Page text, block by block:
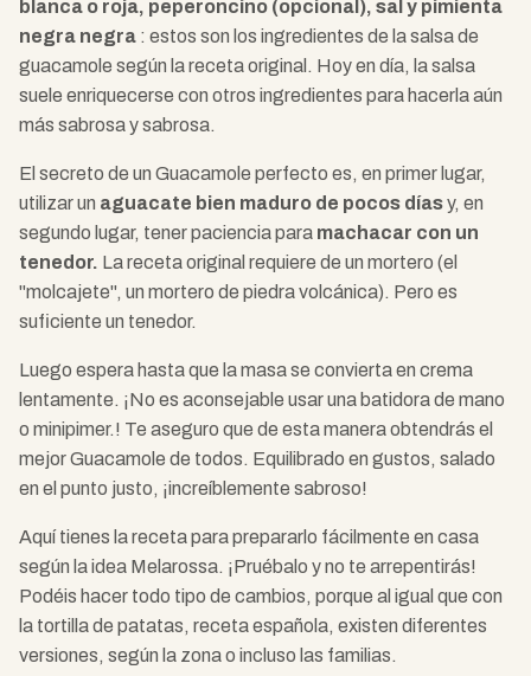
blanca o roja, peperoncino (opcional), sal y pimienta
negra negra : estos son los ingredientes de la salsa de
guacamole según la receta original. Hoy en día, la salsa
suele enriquecerse con otros ingredientes para hacerla aún
más sabrosa y sabrosa.
El secreto de un Guacamole perfecto es, en primer lugar,
utilizar un aguacate bien maduro de pocos díasy, en
segundo lugar, tener paciencia para machacar con un
tenedor. La receta original requiere de un mortero (el
"molcajete", un mortero de piedra volcánica). Pero es
suficiente un tenedor.
Luego espera hasta que la masa se convierta en crema
lentamente. ¡No es aconsejable usar una batidora de mano
o minipimer.! Te aseguro que de esta manera obtendrás el
mejor Guacamole de todos. Equilibrado en gustos, salado
en el punto justo, ¡increíblemente sabroso!
Aquí tienes la receta para prepararlo fácilmente en casa
según la idea Melarossa. ¡Pruébalo y no te arrepentirás!
Podéis hacer todo tipo de cambios, porque al igual que con
la tortilla de patatas, receta española, existen diferentes
versiones, según la zona o incluso las familias.